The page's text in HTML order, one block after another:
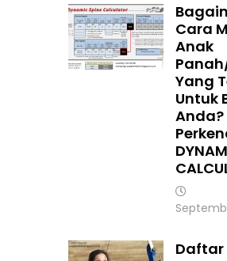
Cara
Anak
Yang
Untuk
Anda?
Daftar